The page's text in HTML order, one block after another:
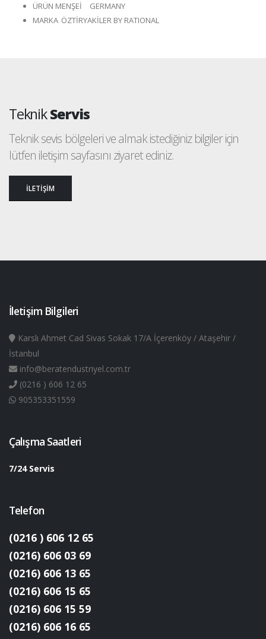
ÜRÜN MENŞEİ
GERMANY
MARKA ÖZTİRYAKİLER BY RATIONAL
TeknikServis
Teknik sevis bölgeleri ve almak istediğiniz bilgiler için
lütfen iletişim sayfasını ziyaret ediniz.
İLETİŞİM
İletişim Bilgileri
Karslı Ahmet Cad Sivas Sokak 17/A İçerenköy / Ataşehir /
İstanbul
info@beratendustriyel.com.tr
(0216 ) 606 12 65
905353351559
Çalışma Saatleri
7/24 Servis
Telefon
(0216 ) 606 12 65
(0216) 606 03 69
(0216) 606 13 65
(0216) 606 15 65
(0216) 606 15 59
(0216) 606 16 65